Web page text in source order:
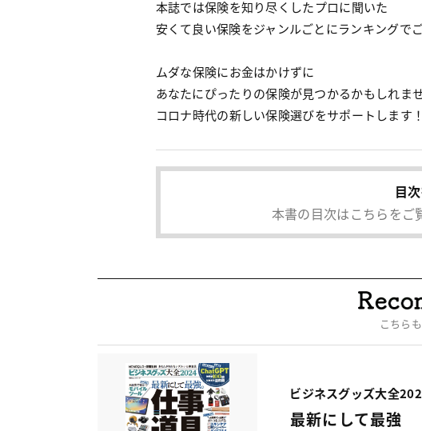
本誌では保険を知り尽くしたプロに聞いた
安くて良い保険をジャンルごとにランキングでご
ムダな保険にお金はかけずに
あなたにぴったりの保険が見つかるかもしれませ
コロナ時代の新しい保険選びをサポートします
目
本書の目次はこちらをご
こちら
ビジネスグッズ大全
最新にして最強